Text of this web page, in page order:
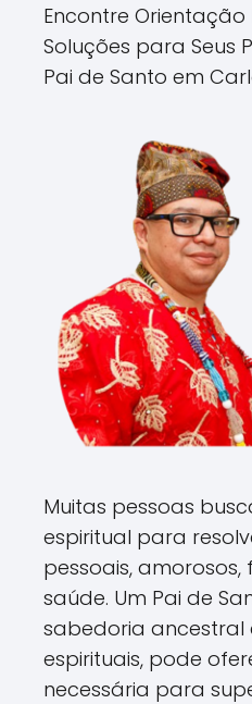
Encontre Orientação
Soluções para Seus
Pai de Santo em
Muitas pessoas
espiritual para
pessoais, amorosos,
saúde. Um Pai de
sabedoria ancestral
espirituais, pode
necessária para